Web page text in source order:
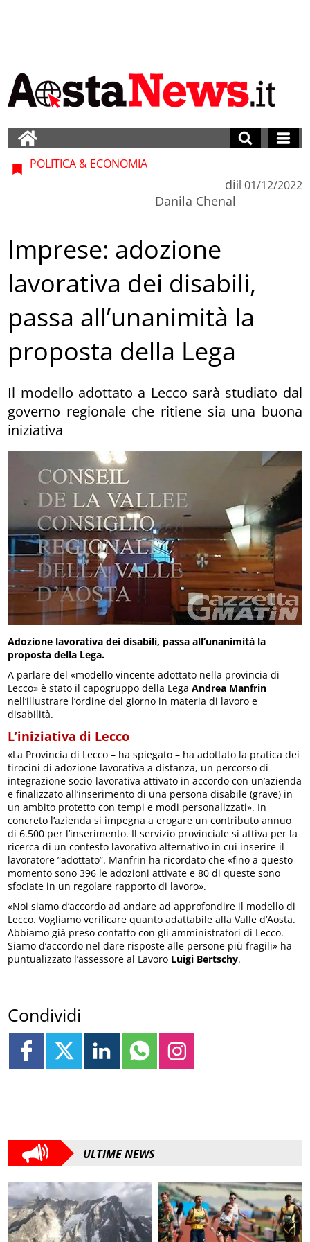
POLITICA & ECONOMIA
di
Danila Chenal
il 01/12/2022
Imprese: adozione
lavorativa dei disabili,
passa all’unanimità la
proposta della Lega
Il modello adottato a Lecco sarà studiato dal
governo regionale che ritiene sia una buona
iniziativa
Adozione lavorativa dei disabili, passa all’unanimità la
proposta della Lega.
A parlare del «modello vincente adottato nella provincia di
Lecco» è stato il capogruppo della LegaAndrea Manfrin
nell’illustrare l’ordine del giorno in materia di lavoro e
disabilità.
L’iniziativa di Lecco
«La Provincia di Lecco – ha spiegato – ha adottato la pratica dei
tirocini di adozione lavorativa a distanza, un percorso di
integrazione socio-lavorativa attivato in accordo con un’azienda
e finalizzato all’inserimento di una persona disabile (grave) in
un ambito protetto con tempi e modi personalizzati». In
concreto l’azienda si impegna a erogare un contributo annuo
di 6.500 per l’inserimento. Il servizio provinciale si attiva per la
ricerca di un contesto lavorativo alternativo in cui inserire il
lavoratore ”adottato”. Manfrin ha ricordato che «fino a questo
momento sono 396 le adozioni attivate e 80 di queste sono
sfociate in un regolare rapporto di lavoro».
«Noi siamo d’accordo ad andare ad approfondire il modello di
Lecco. Vogliamo verificare quanto adattabile alla Valle d’Aosta.
Abbiamo già preso contatto con gli amministratori di Lecco.
Siamo d’accordo nel dare risposte alle persone più fragili» ha
puntualizzato l’assessore al Lavoro Luigi Bertschy.
Condividi
ULTIME NEWS